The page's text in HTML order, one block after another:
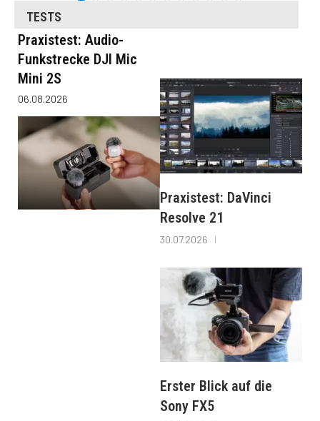
TESTS
Praxistest: Audio-
Funkstrecke DJI Mic
Mini 2S
06.08.2026
Praxistest: DaVinci
Resolve 21
30.07.2026
Erster Blick auf die
Sony FX5